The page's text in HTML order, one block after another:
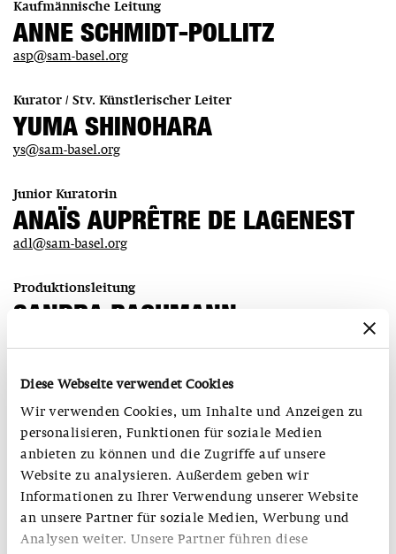
Diese Webseite verwendet Cookies
Wir verwenden Cookies, um Inhalte und Anzeigen zu
personalisieren, Funktionen für soziale Medien
anbieten zu können und die Zugriffe auf unsere
Website zu analysieren. Außerdem geben wir
Informationen zu Ihrer Verwendung unserer Website
an unsere Partner für soziale Medien, Werbung und
Analysen weiter. Unsere Partner führen diese
Kaufmännische Leitung
ANNE SCHMIDT-POLLITZ
asp@sam-basel.org
Kurator / Stv. Künstlerischer Leiter
YUMA SHINOHARA
ys@sam-basel.org
Junior Kuratorin
ANAÏS AUPRÊTRE DE LAGENEST
adl@sam-basel.org
Produktionsleitung
SANDRA BACHMANN
Administration & Events
VALÉRIE ZUBER
vz@sam-basel.org
Kommunikation
ELENA FUCHS
ef@sam-basel.org